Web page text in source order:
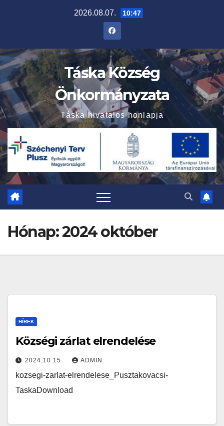
2026.08.07. 10:47
Táska Község
Önkormányzata
Táska hivatalos honlapja
Hónap:2024 október
HÍREK
Községi zárlat elrendelése
2024.10.15. ADMIN
kozsegi-zarlat-elrendelese_Pusztakovacsi-
TaskaDownload